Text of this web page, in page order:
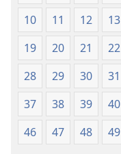
10
11 12 13
19
20 21 22
28
29 30 31
37
38 39 40
46
47 48 49